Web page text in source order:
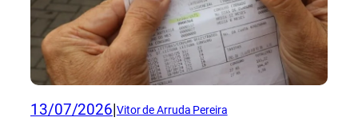
13/07/2026 Vitor de Arruda Pereira